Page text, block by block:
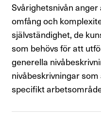
Svårighetsnivån
omfång och
självständighet, de
som behövs för att
generella
nivåbeskrivningar
specifikt